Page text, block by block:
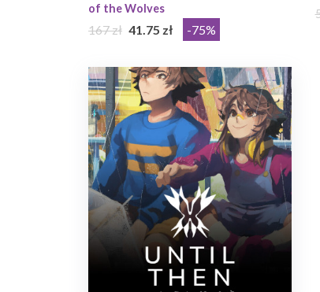
of the Wolves
167 zł 41.75 zł -75%